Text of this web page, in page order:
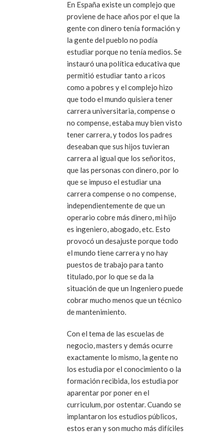
En España existe un complejo que
proviene de hace años por el que la
gente con dinero tenía formación y
la gente del pueblo no podía
estudiar porque no tenía medios. Se
instauró una política educativa que
permitió estudiar tanto a ricos
como a pobres y el complejo hizo
que todo el mundo quisiera tener
carrera universitaria, compense o
no compense, estaba muy bien visto
tener carrera, y todos los padres
deseaban que sus hijos tuvieran
carrera al igual que los señoritos,
que las personas con dinero, por lo
que se impuso el estudiar una
carrera compense o no compense,
independientemente de que un
operario cobre más dinero, mi hijo
es ingeniero, abogado, etc. Esto
provocó un desajuste porque todo
el mundo tiene carrera y no hay
puestos de trabajo para tanto
titulado, por lo que se da la
situación de que un Ingeniero puede
cobrar mucho menos que un técnico
de mantenimiento.
Con el tema de las escuelas de
negocio, masters y demás ocurre
exactamente lo mismo, la gente no
los estudia por el conocimiento o la
formación recibida, los estudia por
aparentar por poner en el
curriculum, por ostentar. Cuando se
implantaron los estudios públicos,
estos eran y son mucho más difíciles